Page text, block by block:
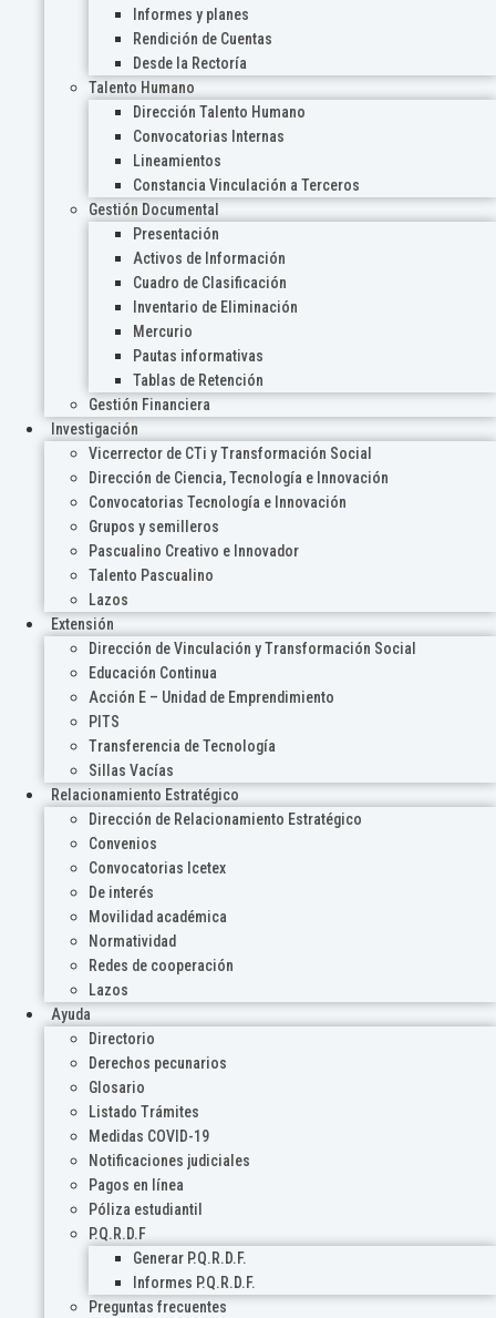
Informes y planes
Rendición de Cuentas
Desde la Rectoría
Talento Humano
Dirección Talento Humano
Convocatorias Internas
Lineamientos
Constancia Vinculación a Terceros
Gestión Documental
Presentación
Activos de Información
Cuadro de Clasificación
Inventario de Eliminación
Mercurio
Pautas informativas
Tablas de Retención
Gestión Financiera
Investigación
Vicerrector de CTi y Transformación Social
Dirección de Ciencia, Tecnología e Innovación
Convocatorias Tecnología e Innovación
Grupos y semilleros
Pascualino Creativo e Innovador
Talento Pascualino
Lazos
Extensión
Dirección de Vinculación y Transformación Social
Educación Continua
Acción E – Unidad de Emprendimiento
PITS
Transferencia de Tecnología
Sillas Vacías
Relacionamiento Estratégico
Dirección de Relacionamiento Estratégico
Convenios
Convocatorias Icetex
De interés
Movilidad académica
Normatividad
Redes de cooperación
Lazos
Ayuda
Directorio
Derechos pecunarios
Glosario
Listado Trámites
Medidas COVID-19
Notificaciones judiciales
Pagos en línea
Póliza estudiantil
P.Q.R.D.F
Generar P.Q.R.D.F.
Informes P.Q.R.D.F.
Preguntas frecuentes